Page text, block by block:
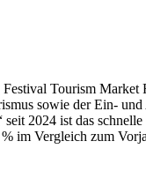
Tourism Market
sowie der Ein-
2024 ist das
im Vergleich zum